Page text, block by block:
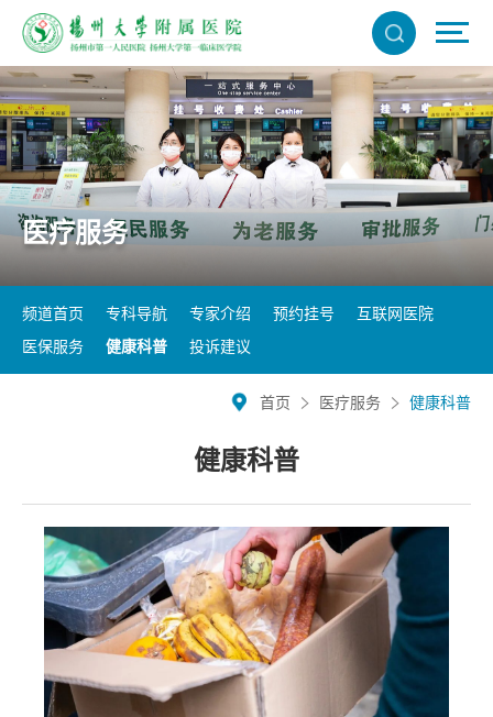
医疗服务
频道首页 专科导航 专家介绍 预约挂号
互联网医院
医保服务
健康科普 投诉建议
首页 医疗服务 健康科普
健康科普